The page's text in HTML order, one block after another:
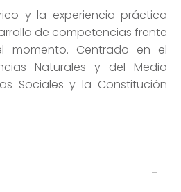
y la experiencia práctica
de competencias frente
momento. Centrado en el
Naturales y del Medio
Sociales y la Constitución